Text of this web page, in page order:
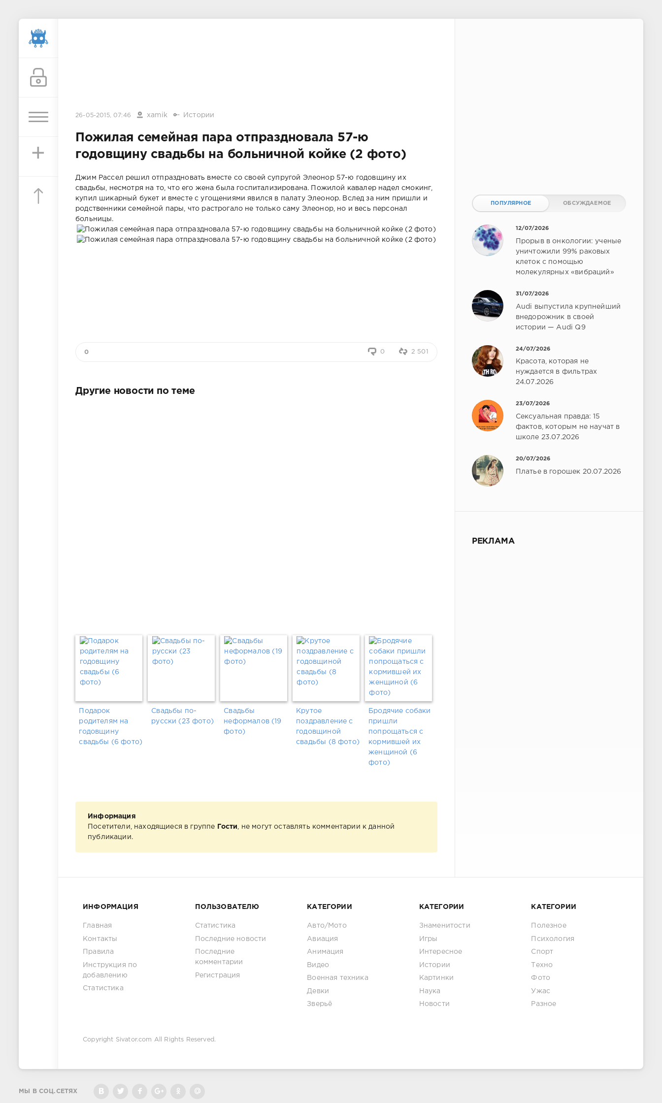
+
26-05-2015, 07:46 xamik Истории
Пожилая семейная пара отпраздновала 57-ю
годовщину свадьбы на больничной койке (2 фото)
Джим Рассел решил отпраздновать вместе со своей супругой Элеонор 57-ю годовщину их
свадьбы, несмотря на то, что его жена была госпитализирована. Пожилой кавалер надел смокинг,
купил шикарный букет и вместе с угощениями явился в палату Элеонор. Вслед за ним пришли и
родственники семейной пары, что растрогало не только саму Элеонор, но и весь персонал
больницы.
0 0 2 501
Другие новости по теме
Подарок
родителям на
годовщину
свадьбы (6 фото)
Свадьбы по-
русски (23 фото)
Свадьбы
неформалов (19
фото)
Крутое
поздравление с
годовщиной
свадьбы (8 фото)
Бродячие собаки
пришли
попрощаться с
кормившей их
женщиной (6
фото)
Информация
Посетители, находящиеся в группе
Гости
, не могут оставлять комментарии к данной
публикации.
ПОПУЛЯРНОЕ ОБСУЖДАЕМОЕ
12/07/2026
Прорыв в онкологии: ученые
уничтожили 99% раковых
клеток с помощью
молекулярных «вибраций»
31/07/2026
Audi выпустила крупнейший
внедорожник в своей
истории — Audi Q9
24/07/2026
Красота, которая не
нуждается в фильтрах
24.07.2026
23/07/2026
Сексуальная правда: 15
фактов, которым не научат в
школе 23.07.2026
20/07/2026
Платье в горошек 20.07.2026
РЕКЛАМА
ИНФОРМАЦИЯ
Главная
Контакты
Правила
Инструкция по
добавлению
Статистика
ПОЛЬЗОВАТЕЛЮ
Статистика
Последние новости
Последние
комментарии
Регистрация
КАТЕГОРИИ
Авто/Мото
Авиация
Анимация
Видео
Военная техника
Девки
Зверьё
КАТЕГОРИИ
Знаменитости
Игры
Интересное
Истории
Картинки
Наука
Новости
КАТЕГОРИИ
Полезное
Психология
Спорт
Техно
Фото
Ужас
Разное
Copyright Sivator.com All Rights Reserved.
МЫ В СОЦ.СЕТЯХ